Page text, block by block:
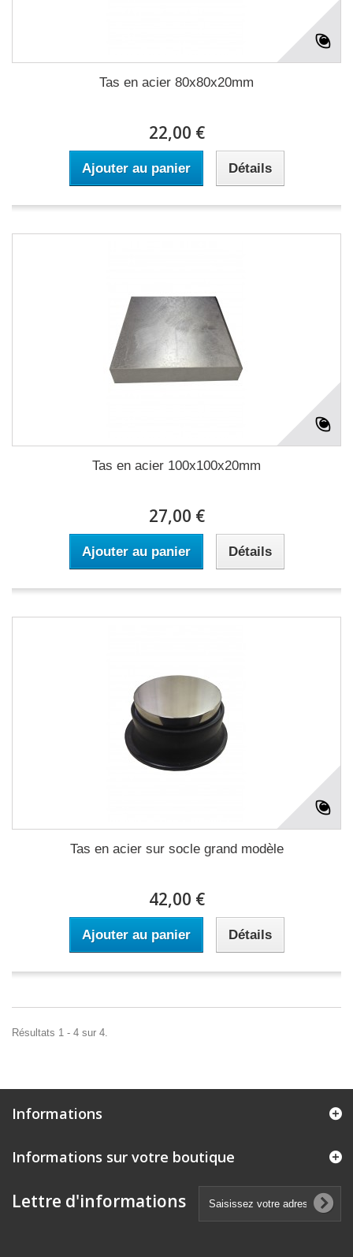
Tas en acier 80x80x20mm
22,00 €
Ajouter au panier Détails
Tas en acier 100x100x20mm
27,00 €
Ajouter au panier Détails
Tas en acier sur socle grand modèle
42,00 €
Ajouter au panier Détails
Résultats 1 - 4 sur 4.
Informations
Informations sur votre boutique
Lettre d'informations